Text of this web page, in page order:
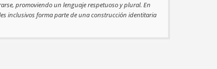
promoviendo un lenguaje respetuoso y plural. En
inclusivos forma parte de una construcción identitaria